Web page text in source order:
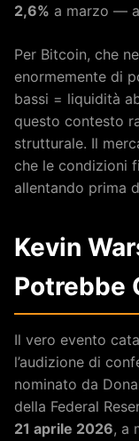
2,6% a marzo —
Per Bitcoin, che
enormemente di
bassi = liquidità
questo contesto
strutturale. Il
che le condizioni
allentando prima
Kevin
Potrebbe
Il vero evento
l’audizione di
nominato da
della Federal
21 aprile 2026, a